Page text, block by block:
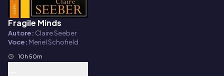
Audiolibro
Fragile Minds
Autore: Claire Seeber
Voce: Meriel Schofield
10h 50m